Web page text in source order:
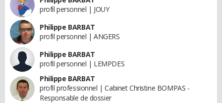
profil personnel | JOUY
Philippe BARBAT
profil personnel | ANGERS
Philippe BARBAT
profil personnel | LEMPDES
Philippe BARBAT
profil professionnel | Cabinet Christine BOMPAS -
Responsable de dossier